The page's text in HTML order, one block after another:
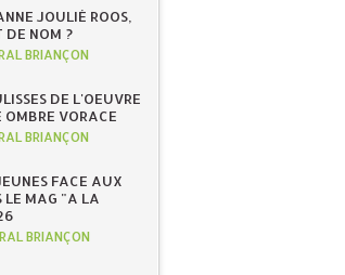
JOULIÉ ROOS,
DE NOM ?
BRIANÇON
DE L'OEUVRE
VORACE
BRIANÇON
FACE AUX
LE MAG "A LA
BRIANÇON